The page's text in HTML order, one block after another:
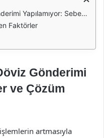
Sebepler ve Çözüm Önerileri
Faktörler
Gönderimi
ve Çözüm
artmasıyla